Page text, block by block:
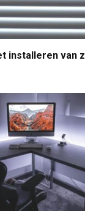
installeren van